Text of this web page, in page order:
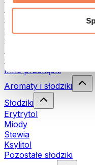
Suszone mięso
Owoce liofilizowane
Ciastka proteinowe
Chipsy i chrupki
Czekolady
Inne przekąski
Aromaty i słodziki
Słodziki
Erytrytol
Miody
Stewia
Ksylitol
Pozostałe słodziki